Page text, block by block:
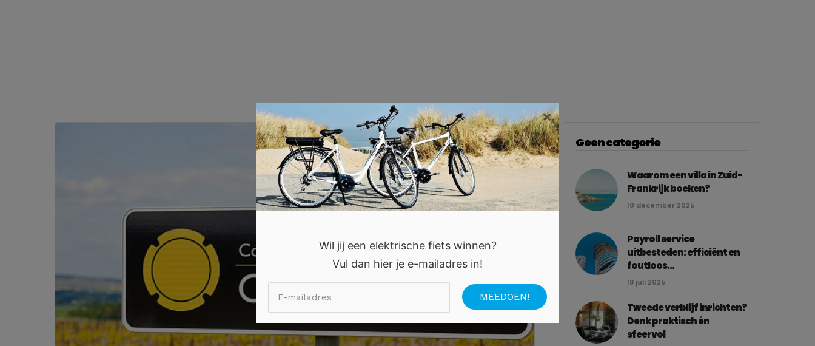
Geen categorie
Waarom een villa in Zuid-
Frankrijk boeken?
10 december 2025
Payroll service
uitbesteden: efficiënt en
foutloos...
18 juli 2025
Tweede verblijf inrichten?
Denk praktisch én
sfeervol
Wil jij een elektrische fiets winnen?
Vul dan hier je e-mailadres in!
×